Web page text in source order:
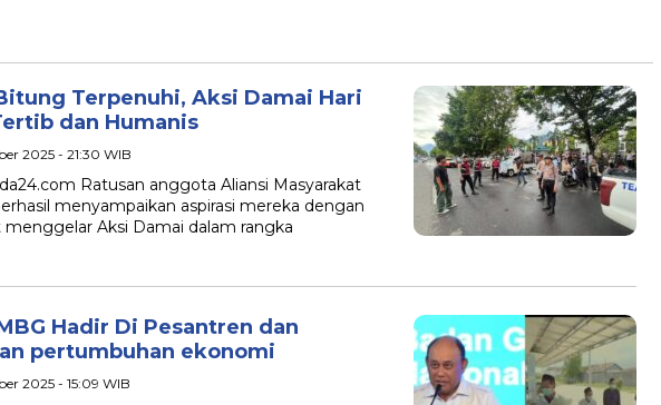
Terpenuhi, Aksi Damai Hari
dan Humanis
2025 - 21:30 WIB
Ratusan anggota Aliansi Masyarakat
menyampaikan aspirasi mereka dengan
Aksi Damai dalam rangka
Hadir Di Pesantren dan
pertumbuhan ekonomi
2025 - 15:09 WIB